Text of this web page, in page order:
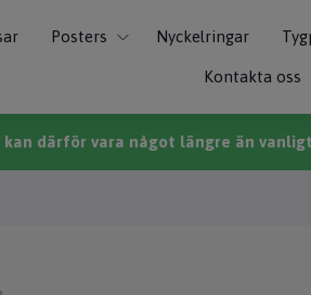
Posters Nyckelringar
Kontakta oss
därför vara något längre än